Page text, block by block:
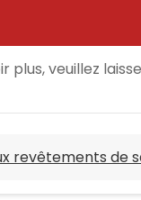
veuillez
revêtements de